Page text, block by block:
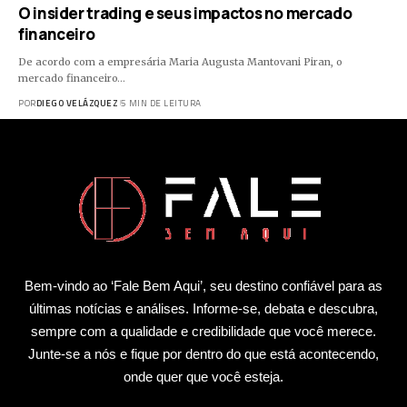
O insider trading e seus impactos no mercado
financeiro
De acordo com a empresária Maria Augusta Mantovani Piran, o
mercado financeiro…
PORDIEGO VELÁZQUEZ 5 MIN DE LEITURA
Bem-vindo ao ‘Fale Bem Aqui’, seu destino confiável para as
últimas notícias e análises. Informe-se, debata e descubra,
sempre com a qualidade e credibilidade que você merece.
Junte-se a nós e fique por dentro do que está acontecendo,
onde quer que você esteja.